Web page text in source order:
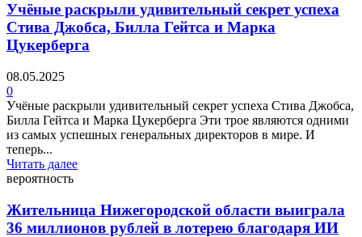
Учёные раскрыли удивительный секрет успеха
Стива Джобса, Билла Гейтса и Марка
Цукерберга
08.05.2025
0
Учёные раскрыли удивительный секрет успеха Стива Джобса,
Билла Гейтса и Марка Цукерберга Эти трое являются одними
из самых успешных генеральных директоров в мире. И
теперь...
Читать далее
вероятность
Жительница Нижегородской области выиграла
36 миллионов рублей в лотерею благодаря ИИ